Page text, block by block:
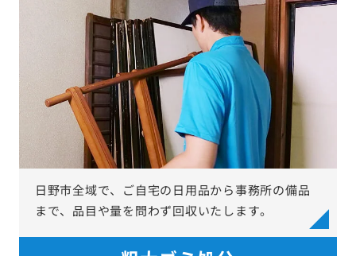
日野市全域で、ご自宅の日用品から事務所の備品
まで、品目や量を問わず回収いたします。